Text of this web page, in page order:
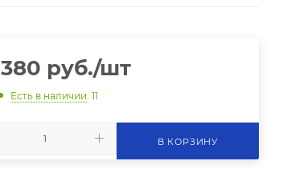
380 руб./шт
Есть в наличии: 11
В КОРЗИНУ